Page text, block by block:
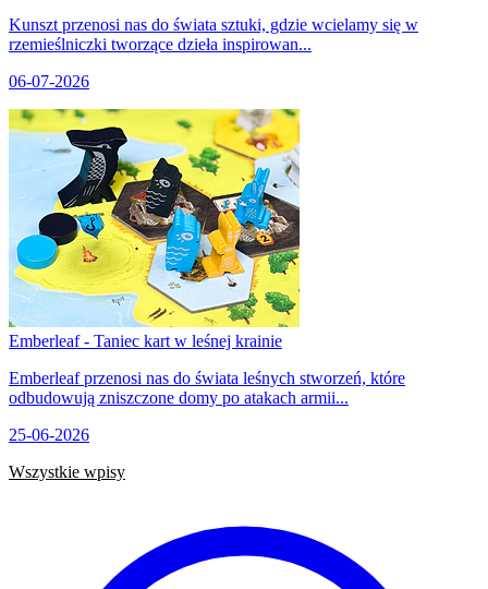
Kunszt przenosi nas do świata sztuki, gdzie wcielamy się w
rzemieślniczki tworzące dzieła inspirowan...
06-07-2026
Emberleaf - Taniec kart w leśnej krainie
Emberleaf przenosi nas do świata leśnych stworzeń, które
odbudowują zniszczone domy po atakach armii...
25-06-2026
Wszystkie wpisy